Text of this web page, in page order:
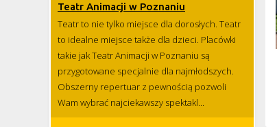
Teatr Animacji w Poznaniu
Teatr to nie tylko miejsce dla dorosłych. Teatr
to idealne miejsce także dla dzieci. Placówki
takie jak Teatr Animacji w Poznaniu są
przygotowane specjalnie dla najmłodszych.
Obszerny repertuar z pewnością pozwoli
Wam wybrać najciekawszy spektakl...